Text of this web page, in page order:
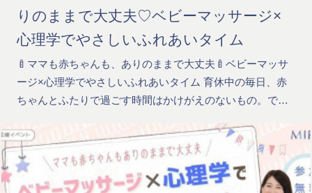
りのままで大丈夫♡ベビーマッサージ×
心理学でやさしいふれあいタイム
🍼ママも赤ちゃんも、ありのままで大丈夫🍼ベビーマッサ
ージ×心理学でやさしいふれあいタイム 育休中の毎日、赤
ちゃんとふたりで過ごす時間はかけがえのないもの。で…